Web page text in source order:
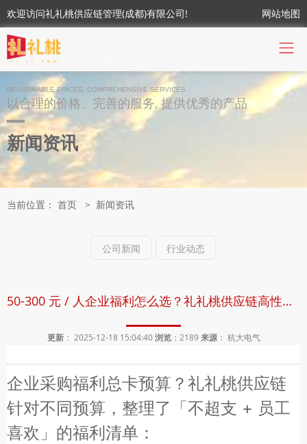
欢迎访问礼礼桃供应链管理(成都)有限公司! 网站地图
REASONABLE PRICES, COMPREHENSIVE SERVICES
以合理的价格、完善的服务, 提供优秀的产品
新闻资讯
当前位置： 首页 > 新闻资讯
公司新闻 行业动态
50-300 元 / 人企业福利怎么选？礼礼桃供应链高性价比清单来了
更新： 2025-12-18 15:04:40浏览： 2189 来源： 杭大电气
企业采购福利总卡预算？礼礼桃供应链
针对不同预算，整理了「不超支 + 员工
喜欢」的福利清单：